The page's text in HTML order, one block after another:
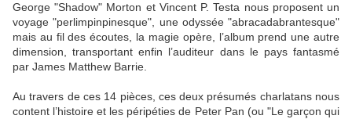
George "Shadow" Morton et Vincent P. Testa nous proposent un
voyage "perlimpinpinesque", une odyssée "abracadabrantesque"
mais au fil des écoutes, la magie opère, l’album prend une autre
dimension, transportant enfin l’auditeur dans le pays fantasmé
par James Matthew Barrie.
Au travers de ces 14 pièces, ces deux présumés charlatans nous
content l’histoire et les péripéties de Peter Pan (ou "Le garçon qui